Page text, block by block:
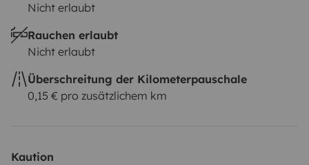
Nicht erlaubt
Rauchen erlaubt
Nicht erlaubt
Überschreitung der Kilometerpauschale
0,15 € pro zusätzlichem km
Kaution